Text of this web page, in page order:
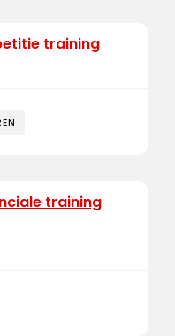
training
training